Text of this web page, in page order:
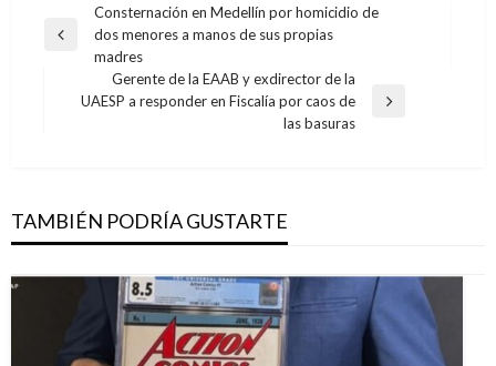
Navegación
de
entradas
Entrada
anterior
Consternación en Medellín por homicidio de
dos menores a manos de sus propias
madres
Entrada
Gerente de la EAAB y exdirector de la
UAESP a responder en Fiscalía por caos de
las basuras
TAMBIÉN PODRÍA GUSTARTE